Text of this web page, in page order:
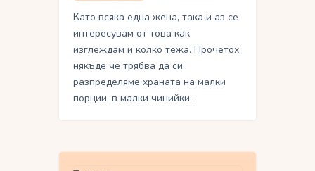
Като всяка една жена, така и аз се
интересувам от това как
изглеждам и колко тежа. Прочетох
някъде че трябва да си
разпределяме храната на малки
порции, в малки чинийки…